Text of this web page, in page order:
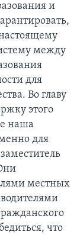
и
между
для
Во главу
этого
наша
для
местных
что